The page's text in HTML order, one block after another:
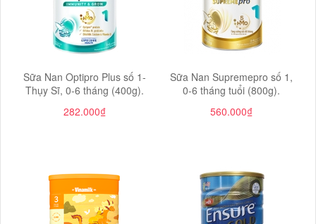
Sữa Nan Optipro Plus số 1-
Thụy Sĩ, 0-6 tháng (400g).
282.000₫
Sữa Nan Supremepro số 1,
0-6 tháng tuổi (800g).
560.000₫